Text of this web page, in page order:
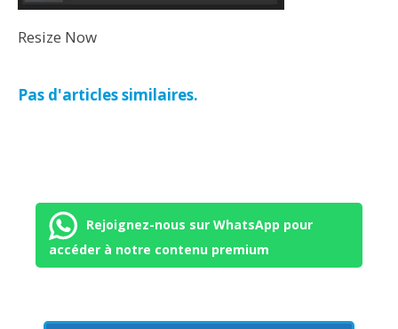
Resize Now
Pas d'articles similaires.
Rejoignez-nous sur WhatsApp pour
accéder à notre contenu premium